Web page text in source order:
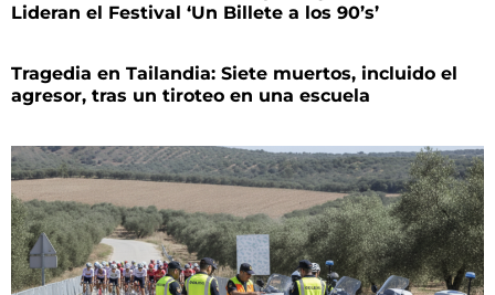
Lideran el Festival ‘Un Billete a los 90’s’
Tragedia en Tailandia: Siete muertos, incluido el
agresor, tras un tiroteo en una escuela